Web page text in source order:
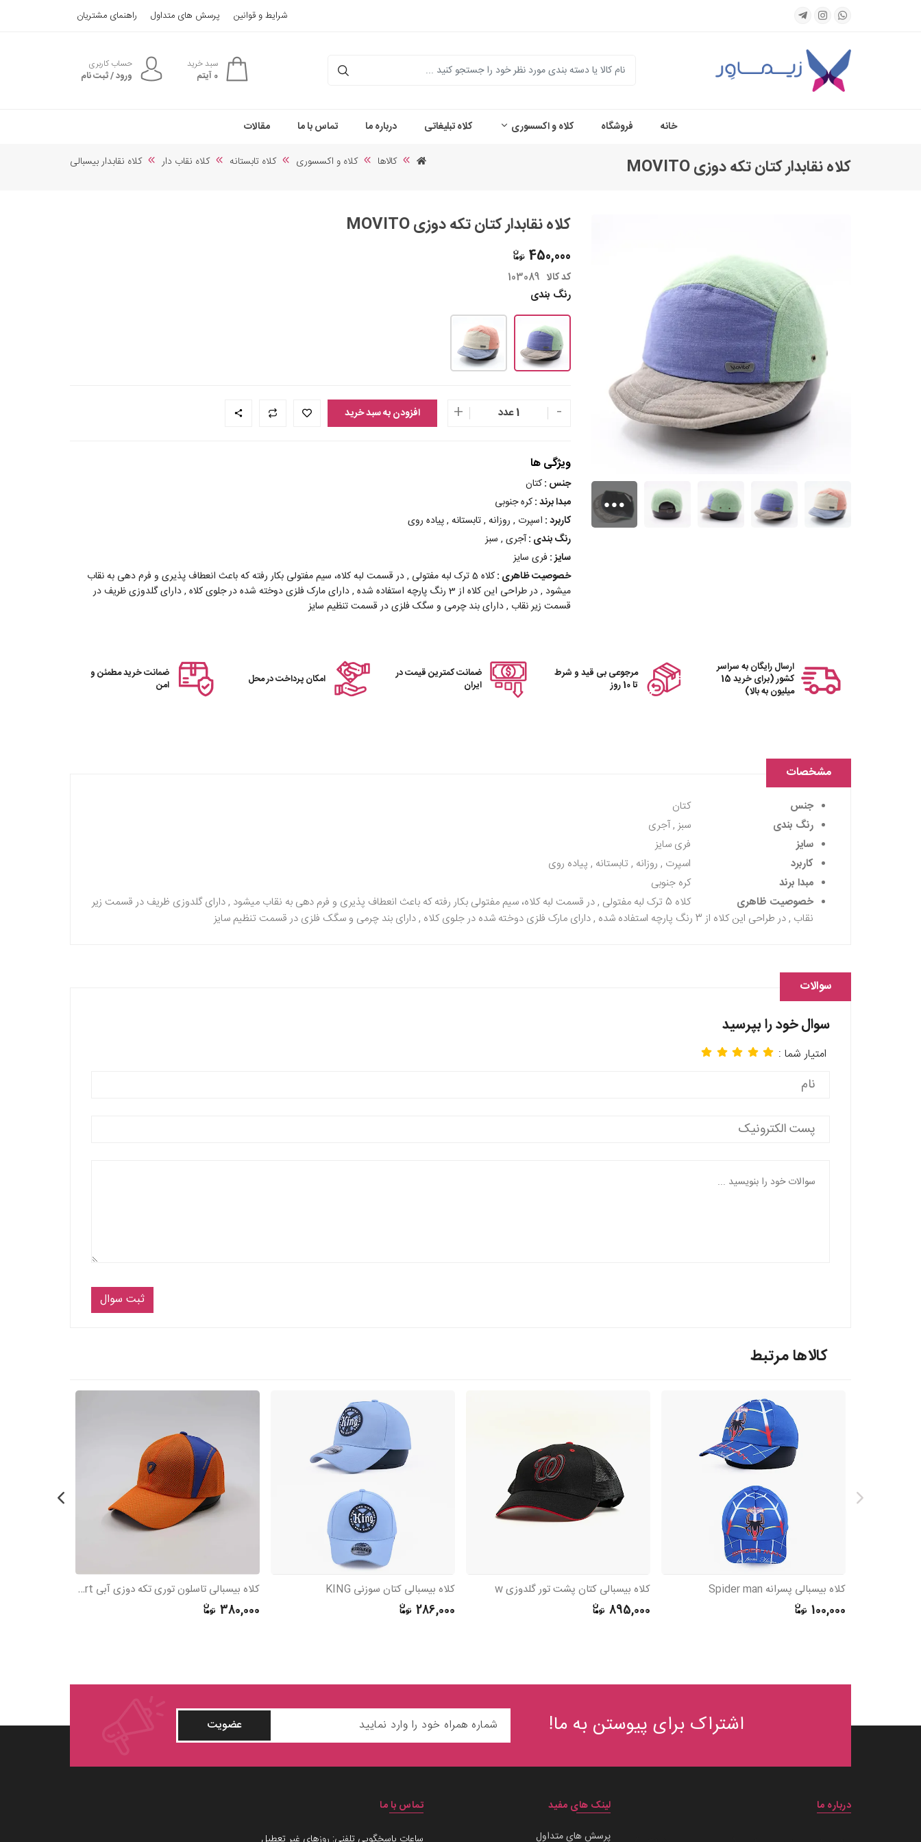
شرایط و قوانین پرسش های متداول راهنمای مشتریان
جستجو سبد خرید
0آیتم
حساب کاربری
ورود / ثبت نام
خانه فروشگاه کلاه و اکسسوری کلاه تبلیغاتی درباره ما تماس با ما مقالات
کلاه نقابدار کتان تکه دوزی MOVITO کالاها کلاه و اکسسوری کلاه تابستانه کلاه نقاب دار کلاه نقابدار بیسبالی
کلاه نقابدار کتان تکه دوزی MOVITO
450,000
کد کالا 103089
رنگ بندی
- 1 عدد + افزودن به سبد خرید
ویژگی ها
جنس :کتان
مبدا برند :کره جنوبی
کاربرد : اسپرت , روزانه , تابستانه , پیاده روی
رنگ بندی :آجری , سبز
سایز : فری سایز
خصوصیت ظاهری :
کلاه 5 ترک لبه مفتولی , در قسمت لبه کلاه، سیم مفتولی بکار رفته که باعث انعطاف پذیری و فرم دهی به نقاب
میشود , در طراحی این کلاه از 3 رنگ پارچه استفاده شده , دارای مارک فلزی دوخته شده در جلوی کلاه , دارای گلدوزی ظریف در
قسمت زیر نقاب , دارای بند چرمی و سگک فلزی در قسمت تنظیم سایز
ارسال رایگان به سراسر
کشور (برای خرید 15
میلیون به بالا)
مرجوعی بی قید و شرط
تا 10 روز
ضمانت کمترین قیمت در
ایران
امکان پرداخت در محل
ضمانت خرید مطمئن و
امن
مشخصات
جنس
کتان
رنگ بندی
سبز , آجری
سایز
فری سایز
کاربرد
اسپرت , روزانه , تابستانه , پیاده روی
مبدا برند
کره جنوبی
خصوصیت ظاهری
کلاه 5 ترک لبه مفتولی , در قسمت لبه کلاه، سیم مفتولی بکار رفته که باعث انعطاف پذیری و فرم دهی به نقاب میشود , دارای گلدوزی ظریف در قسمت زیر
نقاب , در طراحی این کلاه از 3 رنگ پارچه استفاده شده , دارای مارک فلزی دوخته شده در جلوی کلاه , دارای بند چرمی و سگک فلزی در قسمت تنظیم سایز
سوالات
سوال خود را بپرسید
امتیار شما :
ثبت سوال
کالاها مرتبط
کلاه بیسبالی پسرانه Spider man
100,000
کلاه بیسبالی کتان پشت تور گلدوزی w
895,000
کلاه بیسبالی کتان سوزنی KING
286,000
کلاه بیسبالی تاسلون توری تکه دوزی آبی sport
380,000
اشتراک برای پیوستن به ما! عضویت
درباره ما
لینک های مفید
پرسش های متداول
تماس با ما